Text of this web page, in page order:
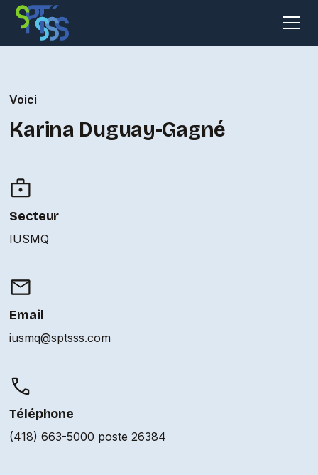
Voici
Karina Duguay-Gagné
Secteur
IUSMQ
Email
iusmq@sptsss.com
Téléphone
(418) 663-5000 poste 26384